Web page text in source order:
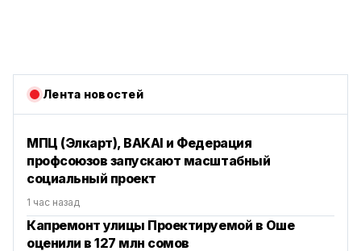
Лента новостей
МПЦ (Элкарт), BAKAI и Федерация
профсоюзов запускают масштабный
социальный проект
1 час назад
Капремонт улицы Проектируемой в Оше
оценили в 127 млн сомов